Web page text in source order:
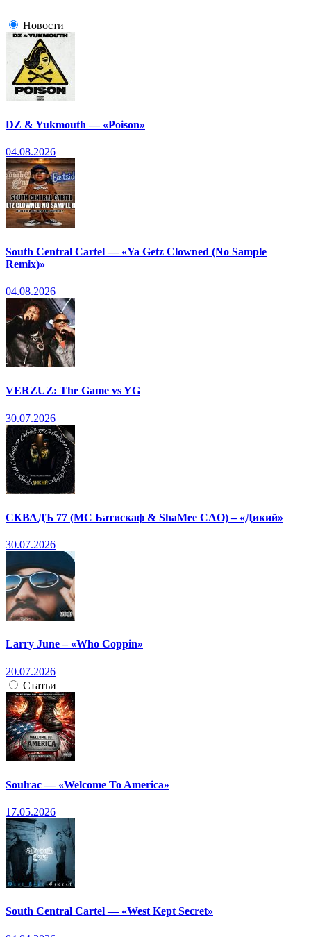
Новости
DZ & Yukmouth — «Poison»
04.08.2026
South Central Cartel — «Ya Getz Clowned (No Sample
Remix)»
04.08.2026
VERZUZ: The Game vs YG
30.07.2026
СКВАДЪ 77 (МС Батискаф & ShaMee CAO) – «Дикий»
30.07.2026
Larry June – «Who Coppin»
20.07.2026
Статьи
Soulrac — «Welcome To America»
17.05.2026
South Central Cartel — «West Kept Secret»